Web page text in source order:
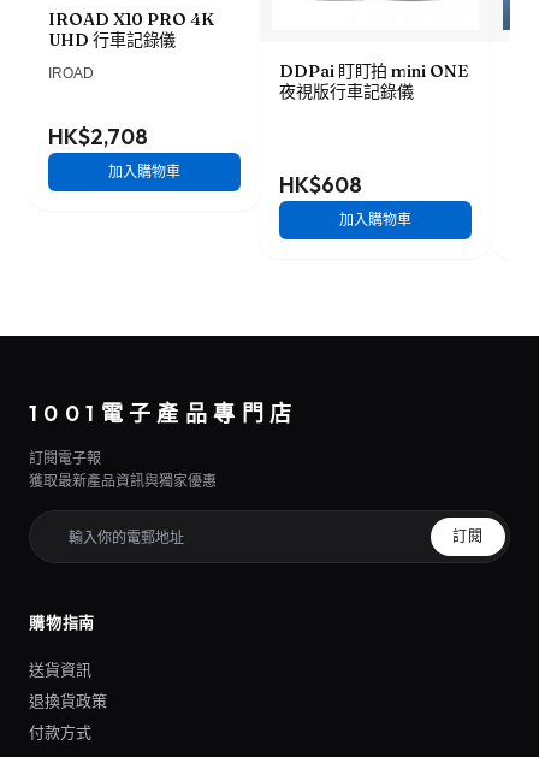
IROAD X10 PRO 4K
UHD 行車記錄儀
IROAD
HK$2,708
加入購物車
DDPai 盯盯拍 mini ONE
夜視版行車記錄儀
HK$608
加入購物車
1001電子產品專門店
訂閱電子報
獲取最新產品資訊與獨家優惠
訂閱
購物指南
送貨資訊
退換貨政策
付款方式